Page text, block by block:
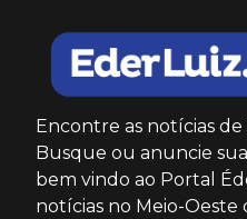
Encontre as notícias de
Busque ou anuncie
bem vindo ao Portal
notícias no Meio-Oeste